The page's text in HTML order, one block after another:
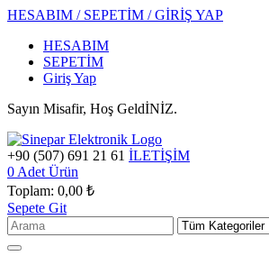
HESABIM / SEPETİM / GİRİŞ YAP
HESABIM
SEPETİM
Giriş Yap
Sayın Misafir, Hoş GeldİNİZ.
+90 (507) 691 21 61 İLETİŞİM
0 Adet Ürün
Toplam: 0,00 ₺
Sepete Git